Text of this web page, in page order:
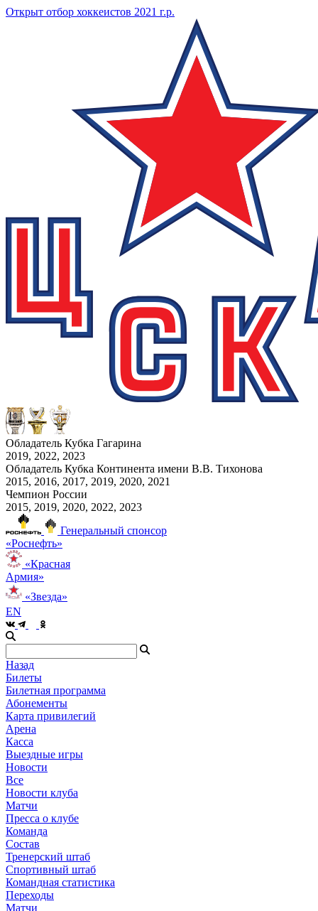
Открыт отбор хоккеистов 2021 г.р.
Обладатель Кубка Гагарина
2019, 2022, 2023
Обладатель Кубка Континента имени В.В. Тихонова
2015, 2016, 2017, 2019, 2020, 2021
Чемпион России
2015, 2019, 2020, 2022, 2023
Генеральный спонсор
«Роснефть»
«Красная
Армия»
«Звезда»
EN
Назад
Билеты
Билетная программа
Абонементы
Карта привилегий
Арена
Касса
Выездные игры
Новости
Все
Новости клуба
Матчи
Пресса о клубе
Команда
Состав
Тренерский штаб
Спортивный штаб
Командная статистика
Переходы
Матчи